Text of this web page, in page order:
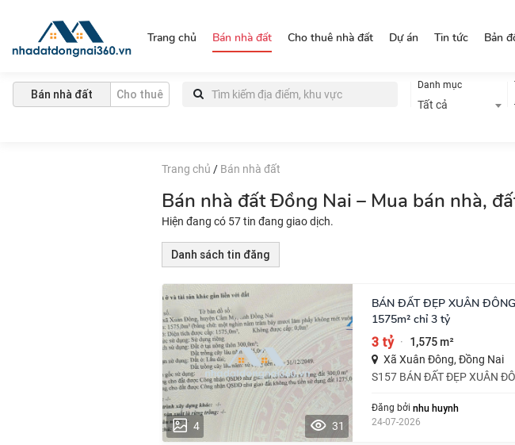
Trang chủ Bán nhà đất Cho thuê nhà đất Dự án Tin tức Bản
Bán nhà đất Cho thuê
Danh mục
Tất cả
Trang chủ / Bán nhà đất
Bán nhà đất Đồng Nai – Mua bán nhà,
Hiện đang có 57 tin đang giao dịch.
Danh sách tin đăng
4 31
BÁN ĐẤT ĐẸP XUÂN ĐÔNG – CẨM MỸ, ĐỒNG NAI diện tích
1575m² chỉ 3 tỷ
3 tỷ · 1,575 m²
Xã Xuân Đông, Đồng Nai
S157 BÁN ĐẤT ĐẸP
Đăng bởi nhu huynh
24-07-2026